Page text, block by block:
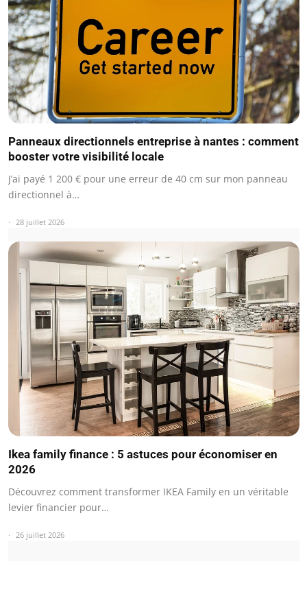
Panneaux directionnels entreprise à nantes : comment
booster votre visibilité locale
J’ai payé 1 200 € pour une erreur de 40 cm sur mon panneau
directionnel à…
28 juillet 2026
Ikea family finance : 5 astuces pour économiser en
2026
Découvrez comment transformer IKEA Family en un véritable
levier financier pour…
26 juillet 2026